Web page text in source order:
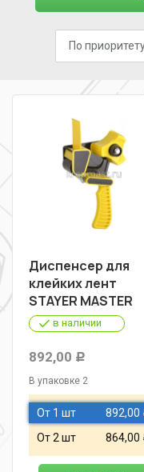
По
Диспенсер для
клейких лент
STAYER MASTER
в наличии
892,00 Р
В упаковке 2
От 1 шт 892,00
От 2 шт 864,00